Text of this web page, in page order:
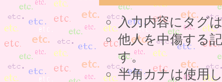
入力内容にタグ
他人を中傷する
す。
半角カナは使用